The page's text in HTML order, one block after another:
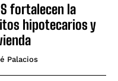
fortalecen la
hipotecarios y
Palacios